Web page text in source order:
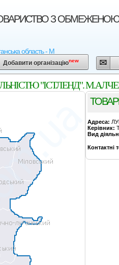
З ОБМЕЖЕНОЮ
область - М
Добавити організаціюnew
"ІСТЛЕНД". М.АЛЧЕВСЬК
Адреса:
Керівник:
Вид
Контактні